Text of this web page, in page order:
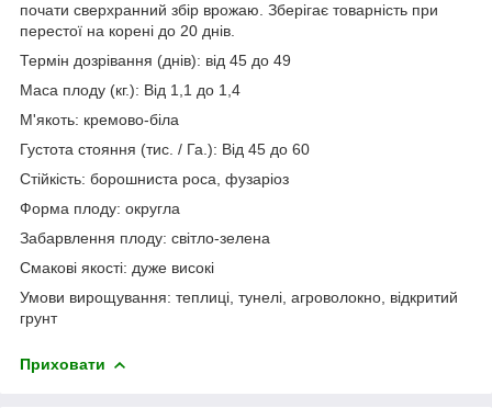
почати сверхранний збір врожаю. Зберігає товарність при
перестої на корені до 20 днів.
Термін дозрівання (днів): від 45 до 49
Маса плоду (кг.): Від 1,1 до 1,4
М'якоть: кремово-біла
Густота стояння (тис. / Га.): Від 45 до 60
Стійкість: борошниста роса, фузаріоз
Форма плоду: округла
Забарвлення плоду: світло-зелена
Смакові якості: дуже високі
Умови вирощування: теплиці, тунелі, агроволокно, відкритий
грунт
Приховати